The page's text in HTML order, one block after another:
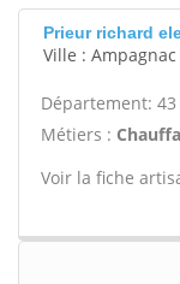
Prieur richard
Ville :
Département: 43
Métiers :
Voir la fiche